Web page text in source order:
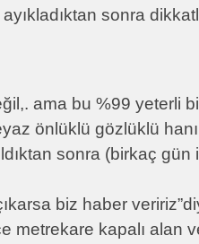
sonra
ama bu %99 yeterli
önlüklü gözlüklü
sonra (birkaç
biz haber
metrekare kapalı alan